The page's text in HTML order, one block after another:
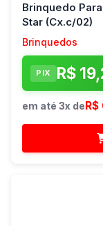
Brinquedo
Star (Cx.c/02)
Brinquedos
PIX R$
em até 3x de